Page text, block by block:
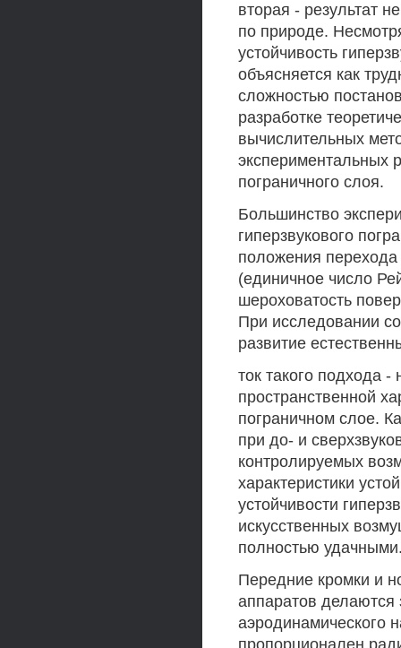
вторая - результат
по природе.
устойчивость
объясняется как
сложностью
разработке
вычислительных
экспериментальных
пограничного слоя.
Большинство
гиперзвукового
положения
(единичное число
шероховатость
При исследовании
развитие
ток такого подхода
пространственной
пограничном слое.
при до- и
контролируемых
характеристики
устойчивости
искусственных
полностью
Передние кромки и
аппаратов
аэродинамического
пропорционален